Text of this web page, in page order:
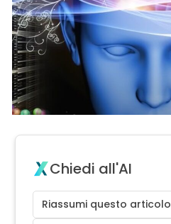
Chiedi all'AI
Riassumi questo articolo